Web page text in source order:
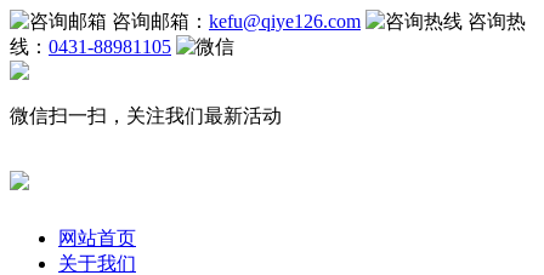
咨询邮箱： kefu@qiye126.com
咨询热
线： 0431-88981105
微信扫一扫，关注我们最新活动
网站首页
关于我们